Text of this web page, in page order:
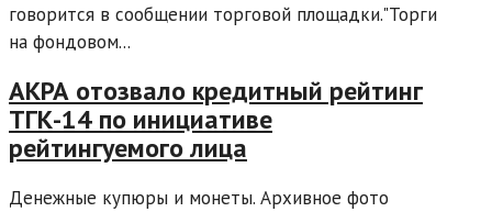
говорится в сообщении торговой площадки."Торги
на фондовом...
АКРА отозвало кредитный рейтинг
ТГК-14 по инициативе
рейтингуемого лица
Денежные купюры и монеты. Архивное фото